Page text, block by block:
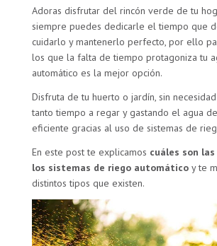
Adoras disfrutar del rincón verde de tu
siempre puedes dedicarle el tiempo que
cuidarlo y mantenerlo perfecto, por ello
los que la falta de tiempo protagoniza tu
automático es la mejor opción.
Disfruta de tu huerto o jardín, sin
tanto tiempo a regar y gastando el agua
eficiente gracias al uso de sistemas de
En este post te explicamos cuáles son
los sistemas de riego automáticoy te
distintos tipos que existen.